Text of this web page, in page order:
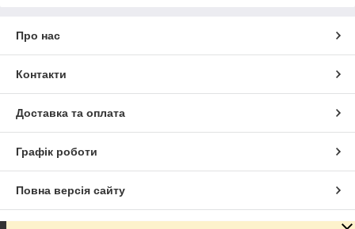
Про нас
Контакти
Доставка та оплата
Графік роботи
Повна версія сайту